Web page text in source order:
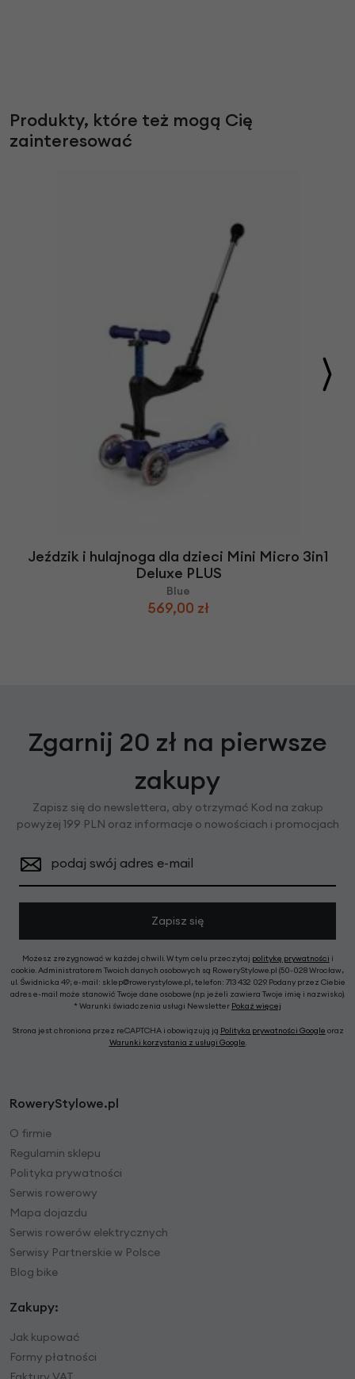
Produkty, które też mogą Cię
zainteresować
Jeździk i hulajnoga dla dzieci Mini Micro 3in1
Deluxe PLUS
Blue
569,00 zł
Zgarnij 20 zł na pierwsze
zakupy
Zapisz się do newslettera, aby otrzymać Kod na zakup
powyżej 199 PLN oraz informacje o nowościach i promocjach
podaj swój adres e-mail
Zapisz się
Możesz zrezygnować w każdej chwili. W tym celu przeczytaj politykę prywatności i
cookie. Administratorem Twoich danych osobowych są RoweryStylowe.pl (50-028 Wrocław,
ul. Świdnicka 49; e-mail: sklep@rowerystylowe.pl, telefon: 713 432 029. Podany przez Ciebie
adres e-mail może stanowić Twoje dane osobowe (np. jeżeli zawiera Twoje imię i nazwisko).
* Warunki świadczenia usługi Newsletter Pokaż więcej
Strona jest chroniona przez reCAPTCHA i obowiązują ją Polityka prywatności Google oraz
Warunki korzystania z usługi Google.
RoweryStylowe.pl
O firmie
Regulamin sklepu
Polityka prywatności
Serwis rowerowy
Mapa dojazdu
Serwis rowerów elektrycznych
Serwisy Partnerskie w Polsce
Blog bike
Zakupy:
Jak kupować
Formy płatności